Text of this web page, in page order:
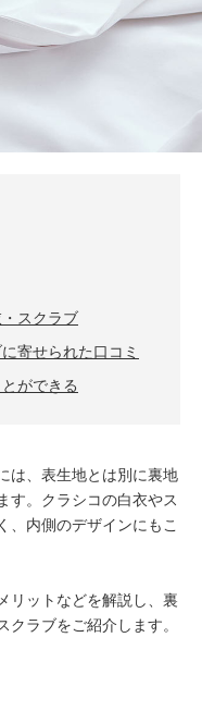
スクラブ
寄せられた口コミ
ができる
は、表生地とは別に裏地
す。クラシコの白衣やス
、内側のデザインにもこ
リットなどを解説し、裏
ラブをご紹介します。